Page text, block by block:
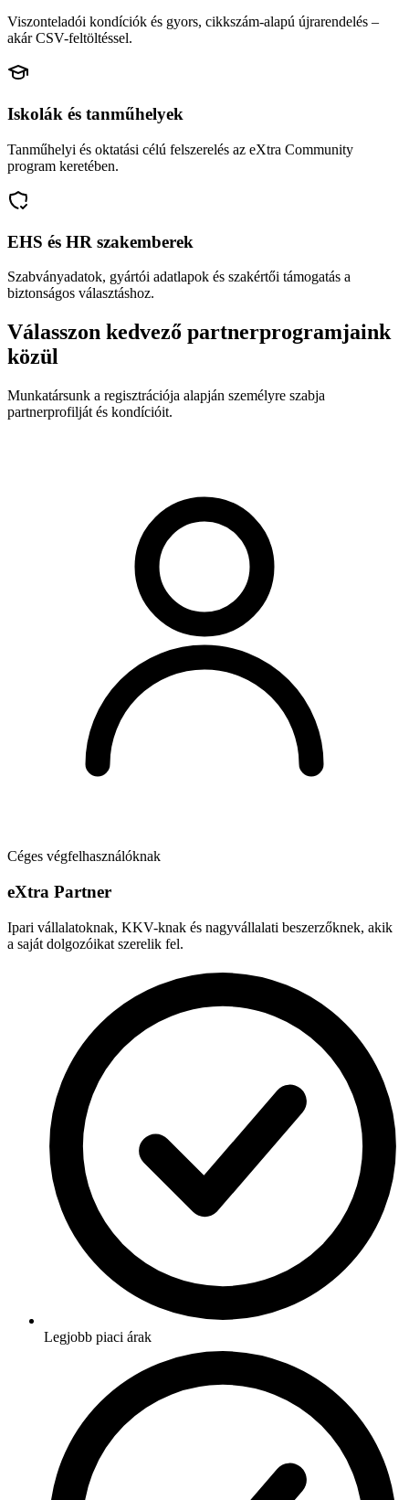
Viszonteladói kondíciók és gyors, cikkszám-alapú újrarendelés –
akár CSV-feltöltéssel.
Iskolák és tanműhelyek
Tanműhelyi és oktatási célú felszerelés az eXtra Community
program keretében.
EHS és HR szakemberek
Szabványadatok, gyártói adatlapok és szakértői támogatás a
biztonságos választáshoz.
Válasszon kedvező partnerprogramjaink
közül
Munkatársunk a regisztrációja alapján személyre szabja
partnerprofilját és kondícióit.
Céges végfelhasználóknak
eXtra Partner
Ipari vállalatoknak, KKV-knak és nagyvállalati beszerzőknek, akik
a saját dolgozóikat szerelik fel.
Legjobb piaci árak